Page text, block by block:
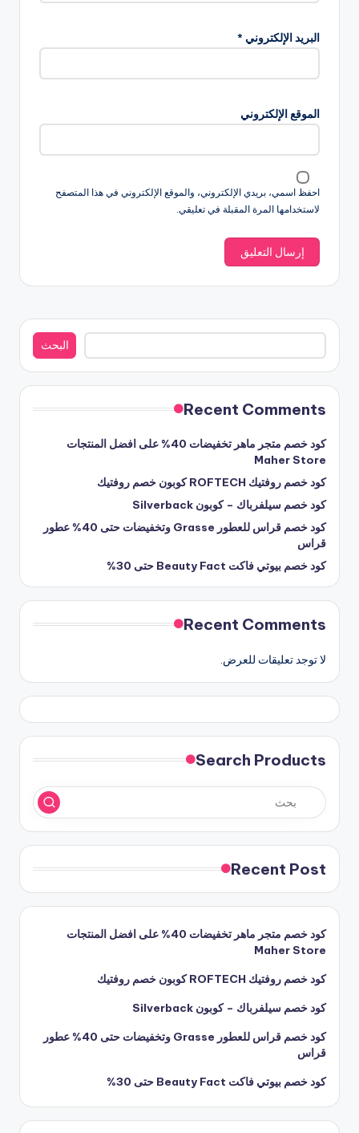
البريد الإلكتروني *
الموقع الإلكتروني
احفظ اسمي، بريدي الإلكتروني، والموقع الإلكتروني في هذا المتصفح
لاستخدامها المرة المقبلة في تعليقي.
البحث
البحث
Recent Comments
كود خصم متجر ماهر تخفيضات 40% على افضل المنتجات
Maher Store
كود خصم روفتيك ROFTECH كوبون خصم روفتيك
كود خصم سيلفرباك – كوبون Silverback
كود خصم قراس للعطور Grasse وتخفيضات حتى 40% عطور
قراس
كود خصم بيوتي فاكت Beauty Fact حتى 30%
Recent Comments
لا توجد تعليقات للعرض.
Search Products
Recent Post
كود خصم متجر ماهر تخفيضات 40% على افضل المنتجات
Maher Store
كود خصم روفتيك ROFTECH كوبون خصم روفتيك
كود خصم سيلفرباك – كوبون Silverback
كود خصم قراس للعطور Grasse وتخفيضات حتى 40% عطور
قراس
كود خصم بيوتي فاكت Beauty Fact حتى 30%